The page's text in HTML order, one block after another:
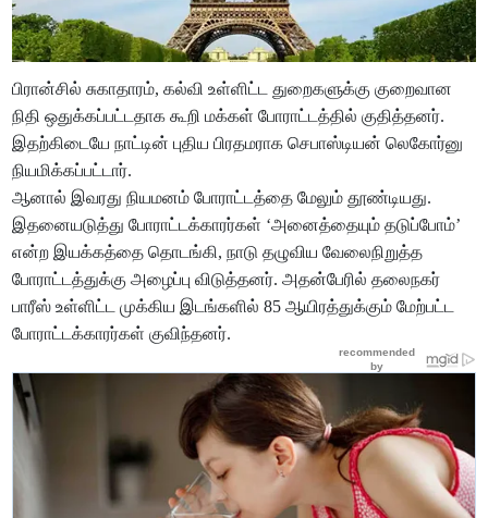
பிரான்சில் சுகாதாரம், கல்வி உள்ளிட்ட துறைகளுக்கு குறைவான
நிதி ஒதுக்கப்பட்டதாக கூறி மக்கள் போராட்டத்தில் குதித்தனர்.
இதற்கிடையே நாட்டின் புதிய பிரதமராக செபாஸ்டியன் லெகோர்னு
நியமிக்கப்பட்டார்.
ஆனால் இவரது நியமனம் போராட்டத்தை மேலும் தூண்டியது.
இதனையடுத்து போராட்டக்காரர்கள் ‘அனைத்தையும் தடுப்போம்’
என்ற இயக்கத்தை தொடங்கி, நாடு தழுவிய வேலைநிறுத்த
போராட்டத்துக்கு அழைப்பு விடுத்தனர். அதன்பேரில் தலைநகர்
பாரீஸ் உள்ளிட்ட முக்கிய இடங்களில் 85 ஆயிரத்துக்கும் மேற்பட்ட
போராட்டக்காரர்கள் குவிந்தனர்.